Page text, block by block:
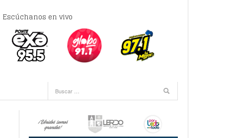
Escúchanos en vivo